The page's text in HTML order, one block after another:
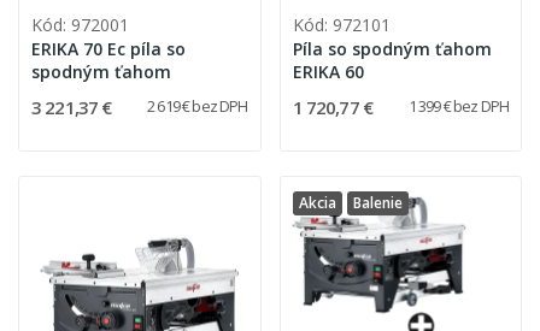
Kód: 972001
ERIKA 70 Ec píla so
spodným ťahom
3 221,37 € 2 619 € bez DPH
Kód: 972101
Píla so spodným ťahom
ERIKA 60
1 720,77 € 1 399 € bez DPH
Akcia Balenie